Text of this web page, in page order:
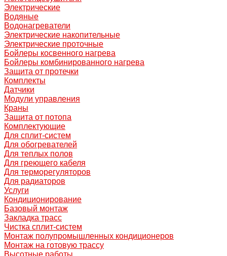
Электрические
Водяные
Водонагреватели
Электрические накопительные
Электрические проточные
Бойлеры косвенного нагрева
Бойлеры комбинированного нагрева
Защита от протечки
Комплекты
Датчики
Модули управления
Краны
Защита от потопа
Комплектующие
Для сплит-систем
Для обогревателей
Для теплых полов
Для греющего кабеля
Для терморегуляторов
Для радиаторов
Услуги
Кондиционирование
Базовый монтаж
Закладка трасс
Чистка сплит-систем
Монтаж полупромышленных кондиционеров
Монтаж на готовую трассу
Высотные работы